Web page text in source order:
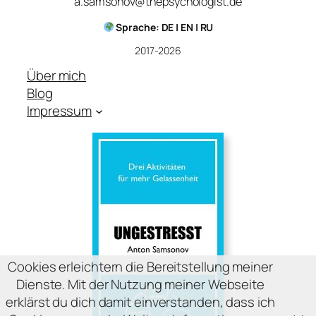
Sprache: DE | EN | RU
2017-2026
Über mich
Blog
Impressum
Cookies erleichtern die Bereitstellung meiner
Dienste. Mit der Nutzung meiner Webseite
erklärst du dich damit einverstanden, dass ich